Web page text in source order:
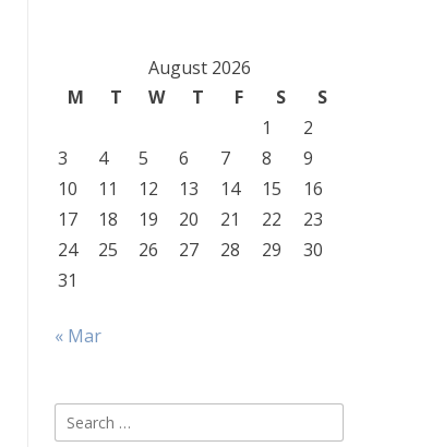
August 2026
M
T W T F S
S
1
2
3
4 5 6 7 8
9
10
11 12 13 14 15
16
17
18 19 20 21 22
23
24
25 26 27 28 29
30
31
« Mar
Search
for: